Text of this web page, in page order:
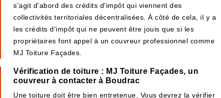
s'agit d'abord des crédits d'impôt qui viennent des
collectivités territoriales décentralisées. À côté de cela, il y a
les crédits d'impôt qui ne peuvent être jouis que si les
propriétaires font appel à un couvreur professionnel comme
MJ Toiture Façades.
Vérification de toiture : MJ Toiture Façades, un
couvreur à contacter à Boudrac
Une toiture doit être bien entretenue. Vous devrez la vérifier